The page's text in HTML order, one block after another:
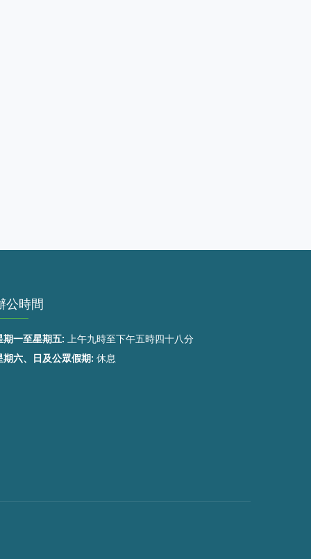
公時間
期一至星期五: 上午九時至下午五時四十八分
期六、日及公眾假期: 休息